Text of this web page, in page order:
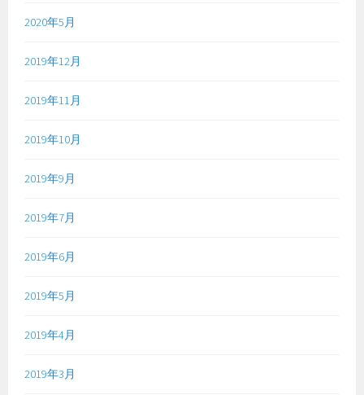
2020年5月
2019年12月
2019年11月
2019年10月
2019年9月
2019年7月
2019年6月
2019年5月
2019年4月
2019年3月